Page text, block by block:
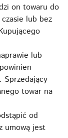
on towaru do
lub bez
lub
Sprzedający
towar na
od
umową jest